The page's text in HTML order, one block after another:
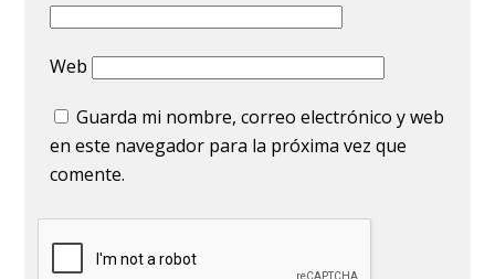
Web
Guarda mi nombre, correo electrónico y web
en este navegador para la próxima vez que
comente.